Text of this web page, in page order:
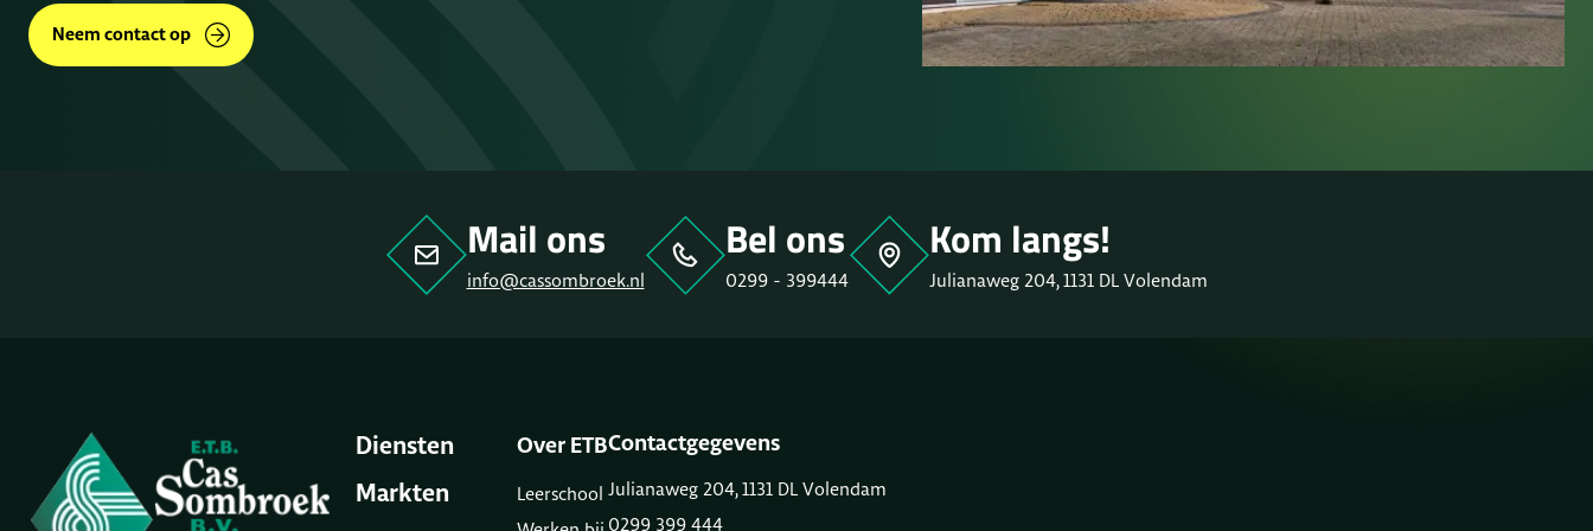
Neem contact op
Mail ons
info@cassombroek.nl
Bel ons
0299 - 399444
Kom langs!
Julianaweg 204, 1131 DL Volendam
Diensten
Markten
Over ETB
Leerschool
Contactgegevens
Julianaweg 204, 1131 DL Volendam
0299 399 444